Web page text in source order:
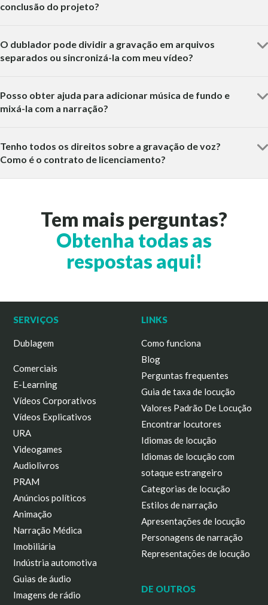
conclusão do projeto?
O dublador pode dividir a gravação em arquivos
separados ou sincronizá-la com meu vídeo?
Posso obter ajuda para adicionar música de fundo e
mixá-la com a narração?
Tenho todos os direitos sobre a gravação de voz?
Como é o contrato de licenciamento?
Tem mais perguntas?
Obtenha todas as
respostas aqui!
SERVIÇOS
Dublagem
Comerciais
E-Learning
Vídeos Corporativos
Vídeos Explicativos
URA
Videogames
Audiolivros
PRAM
Anúncios políticos
Animação
Narração Médica
Imobiliária
Indústria automotiva
Guias de áudio
Imagens de rádio
LINKS
Como funciona
Blog
Perguntas frequentes
Guia de taxa de locução
Valores Padrão De Locução
Encontrar locutores
Idiomas de locução
Idiomas de locução com
sotaque estrangeiro
Categorias de locução
Estilos de narração
Apresentações de locução
Personagens de narração
Representações de locução
DE OUTROS